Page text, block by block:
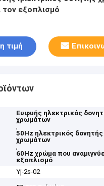
τον εξοπλισμό
τιμή
Ευφυής ηλεκτρικός
χρωμάτων
,
50Hz ηλεκτρικός δονητής
χρωμάτων
,
60Hz χρώμα που
εξοπλισμό
Yj-2s-02